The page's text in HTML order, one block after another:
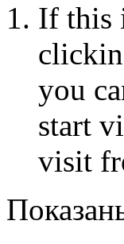
If this
you
start
visit